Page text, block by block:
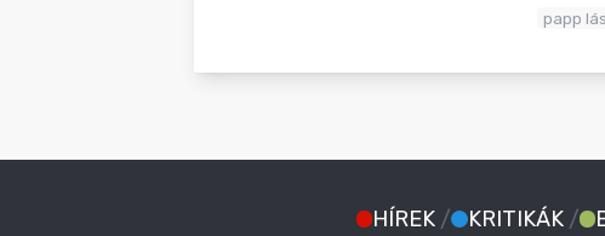
papp
HÍREK / KRITIKÁK /